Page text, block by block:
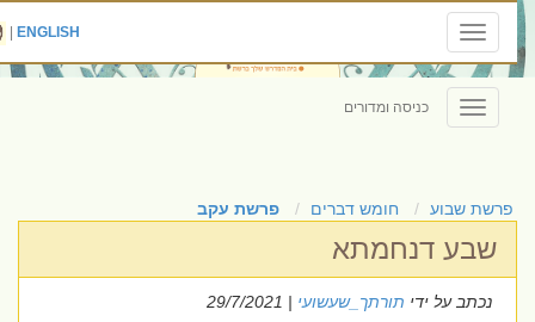
Toggle
navigation
ENGLISH
|
Toggle
navigation
כניסה ומדורים
פרשת שבוע חומש דברים פרשת עקב
שבע דנחמתא
נכתב על ידיתורתך_שעשועי| 29/7/2021